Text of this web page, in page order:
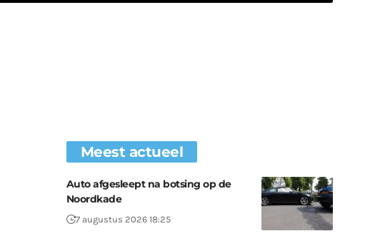
Meest actueel
Auto afgesleept na botsing op de
Noordkade
7 augustus 2026 18:25